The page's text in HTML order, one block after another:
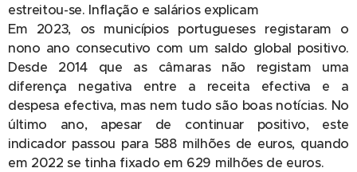
estreitou-se. Inflação e salários explicam
Em 2023, os municípios portugueses registaram o
nono ano consecutivo com um saldo global positivo.
Desde 2014 que as câmaras não registam uma
diferença negativa entre a receita efectiva e a
despesa efectiva, mas nem tudo são boas notícias. No
último ano, apesar de continuar positivo, este
indicador passou para 588 milhões de euros, quando
em 2022 se tinha fixado em 629 milhões de euros.